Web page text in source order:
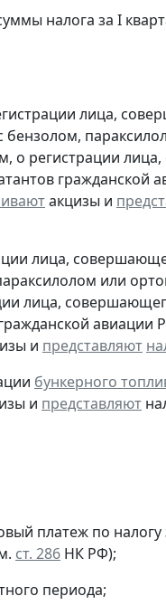
налога за I
лица,
регистрации
гражданской
акцизы и
лица,
или
лица,
и представляют
бункерного
и представляют
платеж по налогу
ст. 286 НК РФ);
периода;